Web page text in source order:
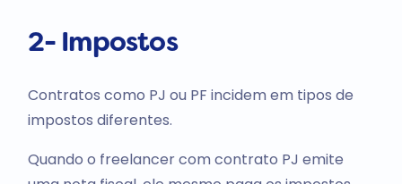
2- Impostos
Contratos como PJ ou PF incidem em tipos de
impostos diferentes.
Quando o freelancer com contrato PJ emite